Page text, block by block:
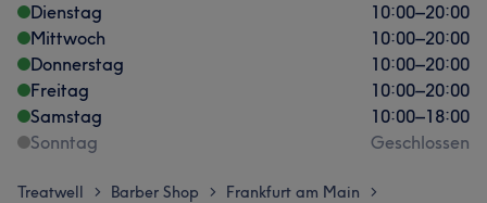
Dienstag
10:00–20:00
Mittwoch
10:00–20:00
Donnerstag
10:00–20:00
Freitag
10:00–20:00
Samstag
10:00–18:00
Sonntag
Geschlossen
Treatwell > Barber Shop > Frankfurt am Main >